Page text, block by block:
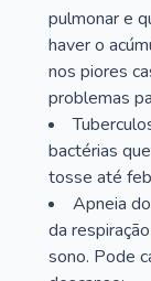
pulmonar e
haver o
nos piores
problemas
bactérias
tosse até
Apneia
da
sono. Pode